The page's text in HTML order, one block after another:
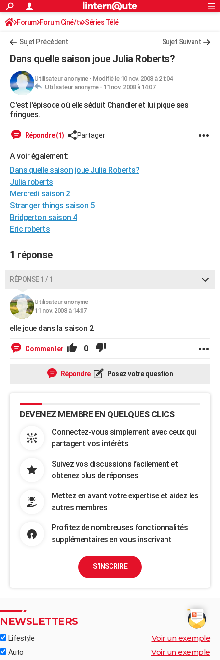
ACTUALITÉS
Politique
Société
Faits Divers
Education
Monde
Villes
+
FINANCE
Retraite
Impôts
Epargne
Immobilier
Risques naturels par ville
Banque
Assurance
Crédit
AUTO
Essais
Réserver un essai
Citadines
Berlines
SUV
Forum auto
+HIGH-TECH
Mobiles
Meilleur smartphone
Internet
Ordinateurs
Jeux vidéo
Guide high-tech
BRICOLAGE
WEEK-END
Guides de France
Escapades
Patrimoine
Expositions
Musées
Week-end nature
+LIFESTYLE
Art de vivre
Bien-être
Loisirs
ModeModes de vie
SANTE
Alimentation
Guide de la santé
Maladies
Médicaments
Sommeil
VOYAGE
Destinations
City break
Voyage nature
Voyage de noces
Forum
Climat
PHOTO
GUIDES D'ACHAT
Carte de Noël
Carte Bonne année
Carte Saint-Valentin
Carte Pâques
Carte d'anniversaire
DICTIONNAIRE
Dictionnaire
Biographies
Citations
Expressions
Proverbes
PROGRAMME TV
COPAINS D'AVANT
Service militaire
Avis de recherche
AVIS DE DÉCÈS
S'inscrire
Connexion
Forum Forum Ciné/tv Séries Télé
Sujet Précédent Sujet Suivant
Dans quelle saison joue Julia Roberts?
Utilisateur anonyme- Modifié le 10 nov. 2008 à 21:04
Utilisateur anonyme - 11 nov. 2008 à 14:07
C'est l'épisode où elle séduit Chandler et lui pique ses
fringues.
Répondre (1) Partager
A voir également:
Dans quelle saison joue Julia Roberts?
Julia roberts
Mercredi saison 2
Stranger things saison 5
Bridgerton saison 4
Eric roberts
1 réponse
RÉPONSE 1 / 1
Utilisateur anonyme
11 nov. 2008 à 14:07
elle joue dans la saison 2
Commenter 0
Répondre Posez votre question
DEVENEZ MEMBRE EN QUELQUES CLICS
Connectez-vous simplement avec ceux qui
partagent vos intérêts
Suivez vos discussions facilement et
obtenez plus de réponses
Mettez en avant votre expertise et aidez les
autres membres
Profitez de nombreuses fonctionnalités
supplémentaires en vous inscrivant
S'INSCRIRE
NEWSLETTERS
Lifestyle Voir un exemple
Auto Voir un exemple